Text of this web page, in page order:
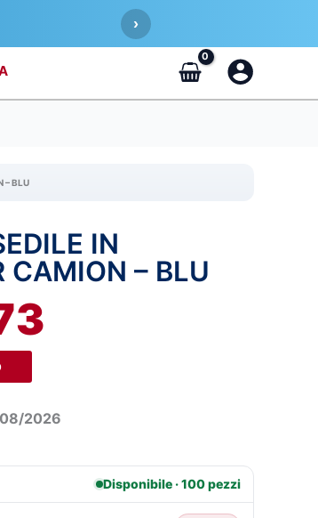
›
– BLU
IN
CAMION – BLU
IL
PREZZO
€45,73.
2026
Disponibile · 100 pezzi